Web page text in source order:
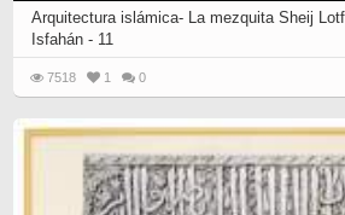
Arquitectura islámica- La mezquita Sheij
Isfahán - 11
7518 1 0